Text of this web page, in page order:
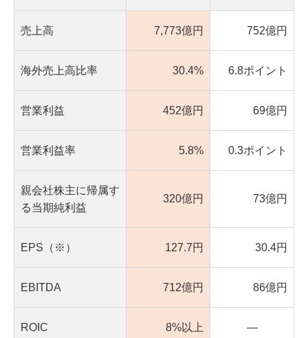
売上高 7,773億円 752億円
海外売上高比率 30.4% 6.8ポイント
営業利益 452億円 69億円
営業利益率 5.8% 0.3ポイント
親会社株主に帰属す
る当期純利益
320億円 73億円
EPS（※） 127.7円 30.4円
EBITDA 712億円 86億円
ROIC 8%以上 ―